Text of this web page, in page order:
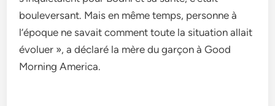
bouleversant. Mais en même temps, personne à
l’époque ne savait comment toute la situation allait
évoluer », a déclaré la mère du garçon à Good
Morning America.